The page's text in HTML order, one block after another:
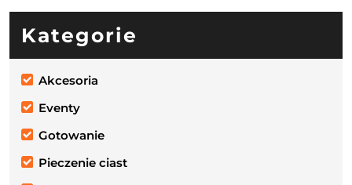
Kategorie
Akcesoria
Eventy
Gotowanie
Pieczenie ciast